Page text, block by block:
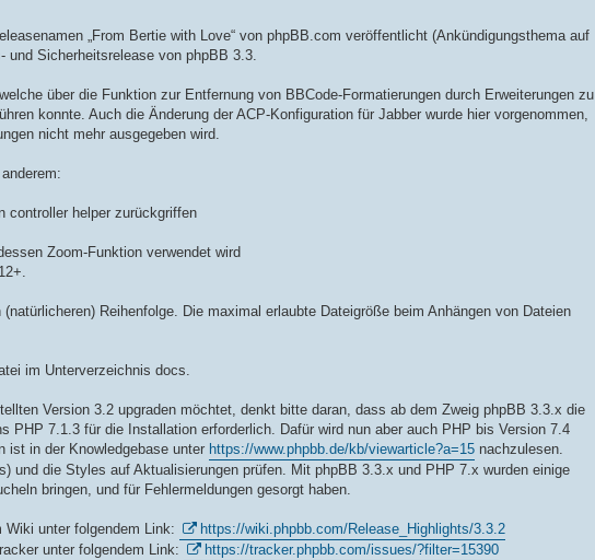
„From Bertie with Love“ von phpBB.com veröffentlicht (Ankündigungsthema auf
und Sicherheitsrelease von phpBB 3.3.
über die Funktion zur Entfernung von BBCode-Formatierungen durch Erweiterungen zu
konnte. Auch die Änderung der ACP-Konfiguration für Jabber wurde hier vorgenommen,
nicht mehr ausgegeben wird.
controller helper zurückgriffen
Zoom-Funktion verwendet wird
Reihenfolge. Die maximal erlaubte Dateigröße beim Anhängen von Dateien
im Unterverzeichnis docs.
Version 3.2 upgraden möchtet, denkt bitte daran, dass ab dem Zweig phpBB 3.3.x die
PHP 7.1.3 für die Installation erforderlich. Dafür wird nun aber auch PHP bis Version 7.4
ist in der Knowledgebase unter https://www.phpbb.de/kb/viewarticle?a=15 nachzulesen.
und die Styles auf Aktualisierungen prüfen. Mit phpBB 3.3.x und PHP 7.x wurden einige
bringen, und für Fehlermeldungen gesorgt haben.
unter folgendem Link:
https://wiki.phpbb.com/Release_Highlights/3.3.2
unter folgendem Link:
https://tracker.phpbb.com/issues/?filter=15390